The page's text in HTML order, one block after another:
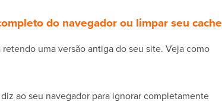
do navegador ou limpar seu cache
uma versão antiga do seu site. Veja como
ao seu navegador para ignorar completamente